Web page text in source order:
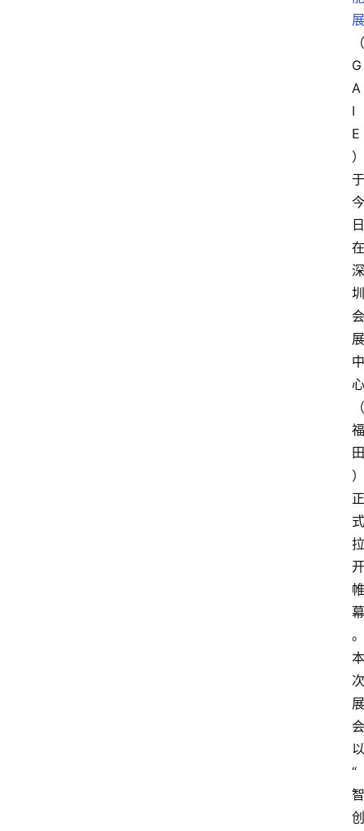
展
（
G
A
I
E
）
于
今
日
在
深
圳
会
展
中
心
（
福
田
）
正
式
拉
开
帷
幕
。
本
次
展
会
以
“
智
创